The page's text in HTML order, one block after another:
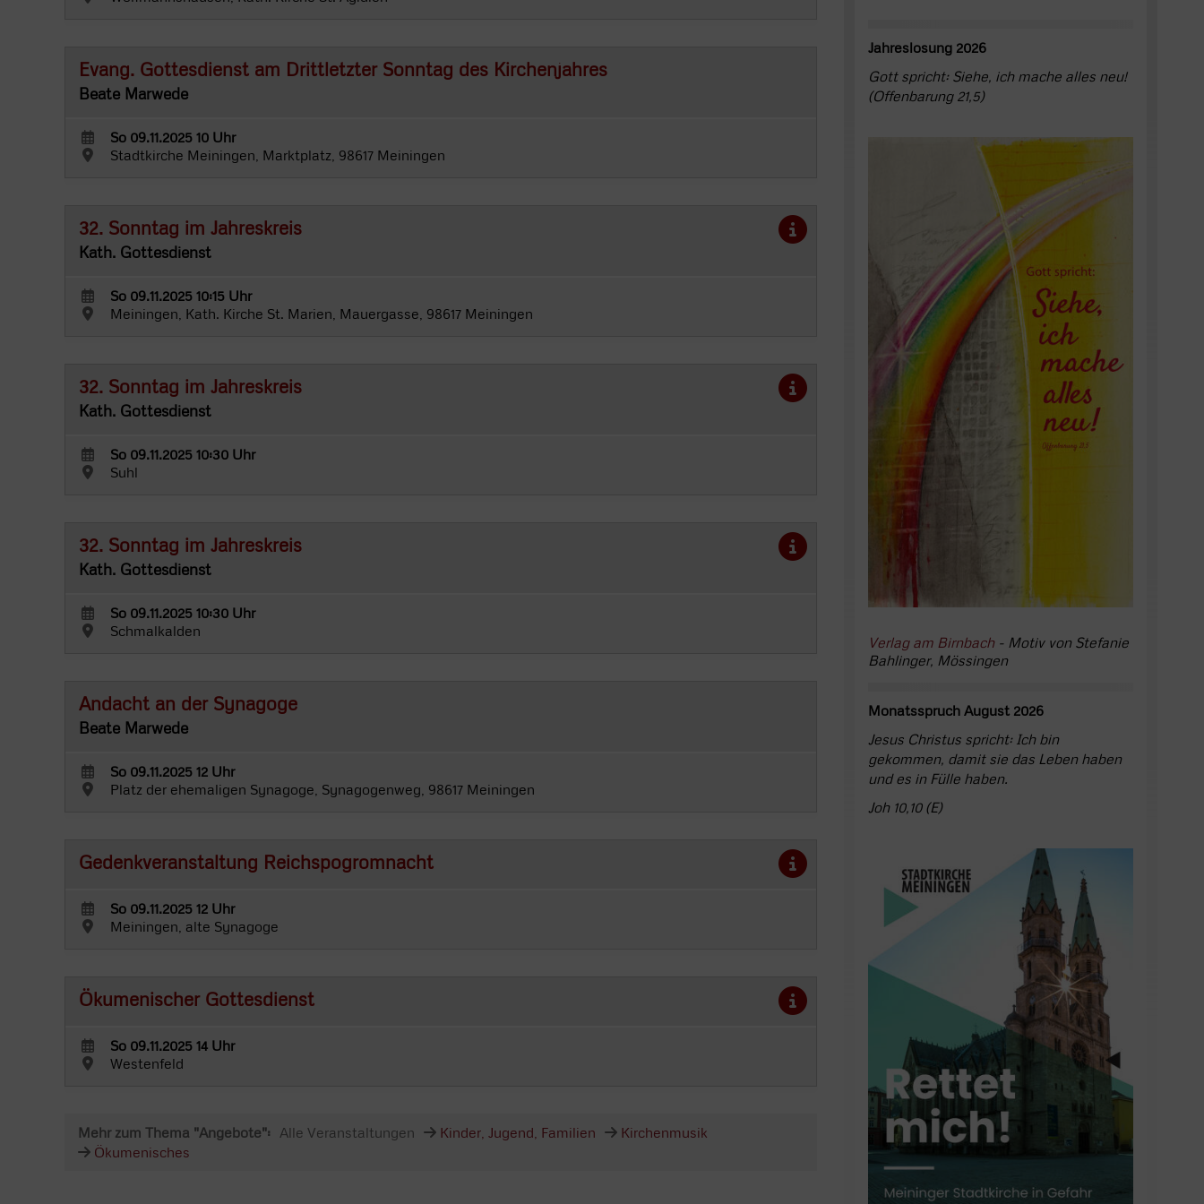
Evang. Gottesdienst am Drittletzter Sonntag des Kirchenjahres
Beate Marwede
So 09.11.2025 10 Uhr
Stadtkirche Meiningen, Marktplatz, 98617 Meiningen
32. Sonntag im Jahreskreis
Kath. Gottesdienst
So 09.11.2025 10:15 Uhr
Meiningen, Kath. Kirche St. Marien, Mauergasse, 98617 Meiningen
32. Sonntag im Jahreskreis
Kath. Gottesdienst
So 09.11.2025 10:30 Uhr
Suhl
32. Sonntag im Jahreskreis
Kath. Gottesdienst
So 09.11.2025 10:30 Uhr
Schmalkalden
Andacht an der Synagoge
Beate Marwede
So 09.11.2025 12 Uhr
Platz der ehemaligen Synagoge, Synagogenweg, 98617 Meiningen
Gedenkveranstaltung Reichspogromnacht
So 09.11.2025 12 Uhr
Meiningen, alte Synagoge
Ökumenischer Gottesdienst
So 09.11.2025 14 Uhr
Westenfeld
Mehr zum Thema "Angebote": Alle Veranstaltungen Kinder, Jugend, Familien
Kirchenmusik
Ökumenisches
Jahreslosung 2026
Gott spricht: Siehe, ich mache alles neu!
(Offenbarung 21,5)
Verlag am Birnbach- Motiv von Stefanie
Bahlinger, Mössingen
Monatsspruch August 2026
Jesus Christus spricht: Ich bin
gekommen, damit sie das Leben haben
und es in Fülle haben.
Joh 10,10 (E)